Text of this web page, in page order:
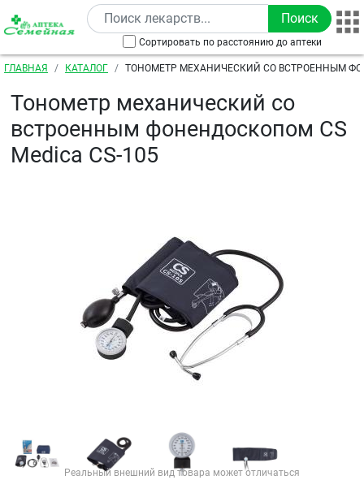
Перейти к основному содержанию
Сортировать по расстоянию до аптеки
Строка навигации
ГЛАВНАЯ КАТАЛОГ
ТОНОМЕТР МЕХАНИЧЕСКИЙ СО ВСТРОЕННЫМ
Тонометр механический со
встроенным фонендоскопом CS
Medica CS-105
Реальный внешний вид товара может отличаться